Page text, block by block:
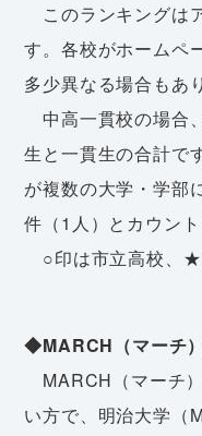
このランキングは
す。各校がホームペ
多少異なる場合もあ
中高一貫校の場合
生と一貫生の合計で
が複数の大学・学部
件（1人）とカウント
○印は市立高校、★
◆MARCH（マーチ
MARCH（マーチ
い方で、明治大学（